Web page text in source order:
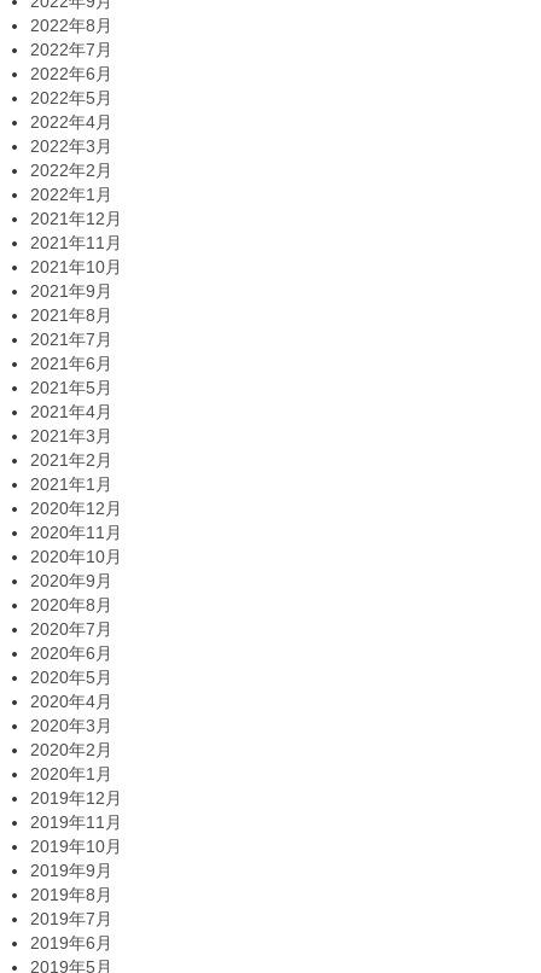
2022年8月
2022年7月
2022年6月
2022年5月
2022年4月
2022年3月
2022年2月
2022年1月
2021年12月
2021年11月
2021年10月
2021年9月
2021年8月
2021年7月
2021年6月
2021年5月
2021年4月
2021年3月
2021年2月
2021年1月
2020年12月
2020年11月
2020年10月
2020年9月
2020年8月
2020年7月
2020年6月
2020年5月
2020年4月
2020年3月
2020年2月
2020年1月
2019年12月
2019年11月
2019年10月
2019年9月
2019年8月
2019年7月
2019年6月
2019年5月